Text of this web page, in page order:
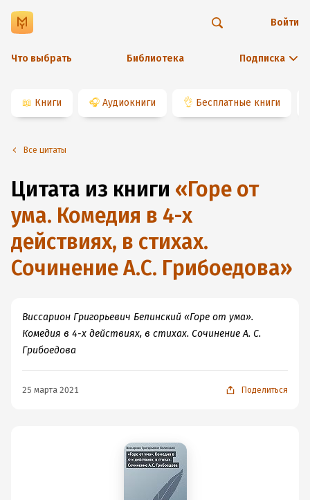
Что выбрать Библиотека Подписка
Войти
📖 Книги 🎧 Аудиокниги 👌 Бесплатные книги
Все цитаты
Цитата из книги «Горе от
ума. Комедия в 4-х
действиях, в стихах.
Сочинение А.С. Грибоедова»
Виссарион Григорьевич Белинский «Горе от ума».
Комедия в 4-х действиях, в стихах. Сочинение А. С.
Грибоедова
25 марта 2021 Поделиться